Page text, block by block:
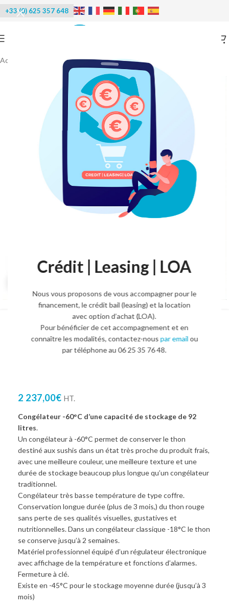
Crédit | Leasing | LOA
Nous vous proposons de vous accompagner pour le
financement, le crédit bail (leasing) et la location
avec option d’achat (LOA).
Pour bénéficier de cet accompagnement et en
connaître les modalités, contactez-nouspar email ou
par téléphone au 06 25 35 76 48.
+33 (0) 625 357 648
Accueil Réfrigération/Congélateurs -60°
Congélateur -60° pour
stockage longue durée – 92
2 237,00€ HT.
Congélateur -60°C d’une capacité de stockage de 92
litres.
Un congélateur à -60°C permet de conserver le thon
destiné aux sushis dans un état très proche du produit frais,
avec une meilleure couleur, une meilleure texture et une
durée de stockage beaucoup plus longue qu’un congélateur
traditionnel.
Congélateur très basse température de type coffre.
Conservation longue durée (plus de 3 mois,) du thon rouge
sans perte de ses qualités visuelles, gustatives et
nutritionnelles. Dans un congélateur classique -18°C le thon
se conserve jusqu’à 2 semaines.
Matériel professionnel équipé d’un régulateur électronique
avec affichage de la température et fonctions d’alarmes.
Fermeture à clé.
Existe en -45°C pour le stockage moyenne durée (jusqu’à 3
mois)